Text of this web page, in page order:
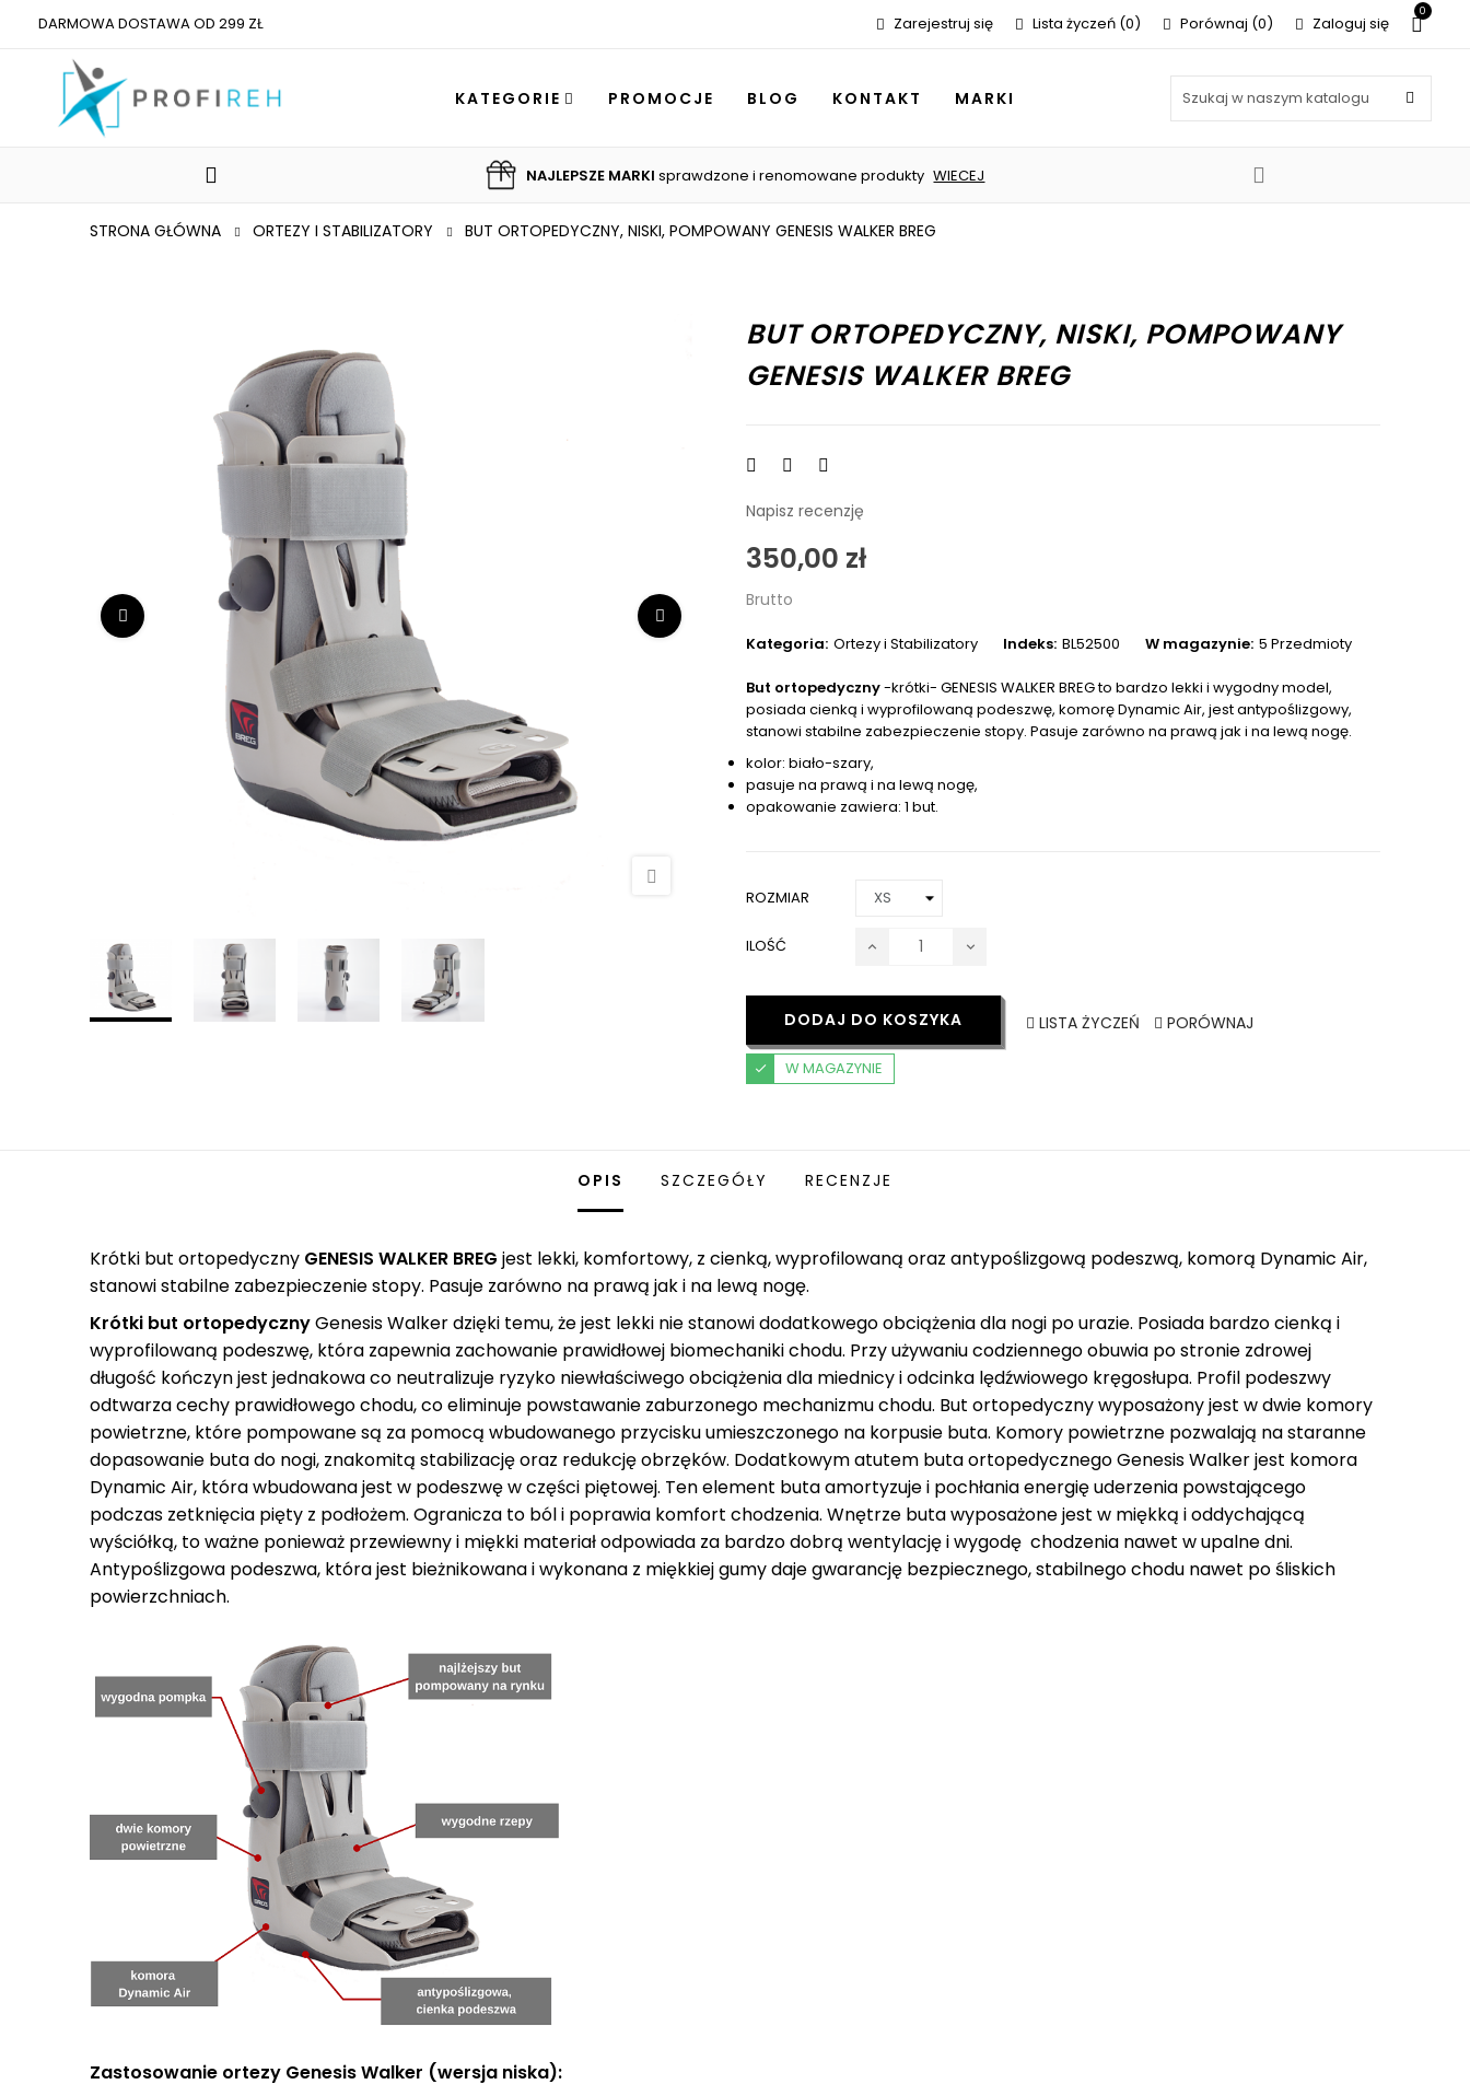
DARMOWA DOSTAWA OD 299 ZŁ Zarejestruj się Lista życzeń 0 Porównaj 0 Zaloguj się
0
KATEGORIE PROMOCJE BLOG KONTAKT MARKI
SZYBKA DOSTAWA 24Hkurier lub paczkomat WIĘCEJ
PROFESJONALNE DORADZTWO przy wyborze produktówwięcej
NAJLEPSZE MARKI sprawdzone i renomowane produkty WIECEJ
STRONA GŁÓWNA ORTEZY I STABILIZATORY BUT ORTOPEDYCZNY, NISKI, POMPOWANY GENESIS WALKER BREG
BUT ORTOPEDYCZNY, NISKI, POMPOWANY
GENESIS WALKER BREG
Napisz recenzję
350,00 zł
Brutto
Kategoria: Ortezy i Stabilizatory Indeks: BL52500 W magazynie: 5 Przedmioty
But ortopedyczny-krótki- GENESIS WALKER BREG to bardzo lekki i wygodny model,
posiada cienką i wyprofilowaną podeszwę, komorę Dynamic Air, jest antypoślizgowy,
stanowi stabilne zabezpieczenie stopy. Pasuje zarówno na prawą jak i na lewą nogę.
kolor: biało-szary,
pasuje na prawą i na lewą nogę,
opakowanie zawiera: 1 but.
ROZMIAR
ILOŚĆ
DODAJ DO KOSZYKA LISTA ŻYCZEŃ PORÓWNAJ
W MAGAZYNIE
OPIS SZCZEGÓŁY RECENZJE
Krótki but ortopedyczny GENESIS WALKER BREG jest lekki, komfortowy, z cienką, wyprofilowaną oraz antypoślizgową podeszwą, komorą Dynamic Air,
stanowi stabilne zabezpieczenie stopy. Pasuje zarówno na prawą jak i na lewą nogę.
Krótki but ortopedycznyGenesis Walker dzięki temu, że jest lekki nie stanowi dodatkowego obciążenia dla nogi po urazie. Posiada bardzo cienką i
wyprofilowaną podeszwę, która zapewnia zachowanie prawidłowej biomechaniki chodu. Przy używaniu codziennego obuwia po stronie zdrowej
długość kończyn jest jednakowa co neutralizuje ryzyko niewłaściwego obciążenia dla miednicy i odcinka lędźwiowego kręgosłupa. Profil podeszwy
odtwarza cechy prawidłowego chodu, co eliminuje powstawanie zaburzonego mechanizmu chodu. But ortopedyczny wyposażony jest w dwie komory
powietrzne, które pompowane są za pomocą wbudowanego przycisku umieszczonego na korpusie buta. Komory powietrzne pozwalają na staranne
dopasowanie buta do nogi, znakomitą stabilizację oraz redukcję obrzęków. Dodatkowym atutem buta ortopedycznego Genesis Walker jest komora
Dynamic Air, która wbudowana jest w podeszwę w części piętowej. Ten element buta amortyzuje i pochłania energię uderzenia powstającego
podczas zetknięcia pięty z podłożem. Ogranicza to ból i poprawia komfort chodzenia. Wnętrze buta wyposażone jest w miękką i oddychającą
wyściółką, to ważne ponieważ przewiewny i miękki materiał odpowiada za bardzo dobrą wentylację i wygodę chodzenia nawet w upalne dni.
Antypoślizgowa podeszwa, która jest bieżnikowana i wykonana z miękkiej gumy daje gwarancję bezpiecznego, stabilnego chodu nawet po śliskich
powierzchniach.
Zastosowanie ortezy Genesis Walker (wersja niska):